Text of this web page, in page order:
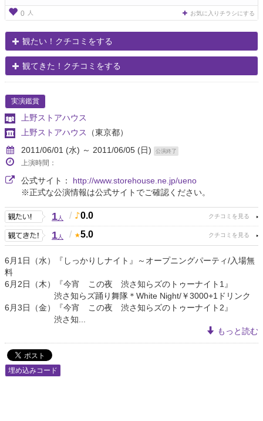
0 人 お気に入りチラシにする
観たい！クチコミをする
観てきた！クチコミをする
実演鑑賞
上野ストアハウス
上野ストアハウス
（東京都）
2011/06/01 (水) ～ 2011/06/05 (日)
公演終了
上演時間：
公式サイト： http://www.storehouse.ne.jp/ueno
※正式な公演情報は公式サイトでご確認ください。
1人 / 0.0
1人 / 5.0
6月1日（水）『しっかりしナイト』～オープニングパーティ/入場無
料
6月2日（木）『今宵 この夜 渋さ知らズのトゥーナイト1』
渋さ知らズ踊り舞隊＊White Night/￥3000+1ドリンク
6月3日（金）『今宵 この夜 渋さ知らズのトゥーナイト2』
渋さ知...
もっと読む
埋め込みコード